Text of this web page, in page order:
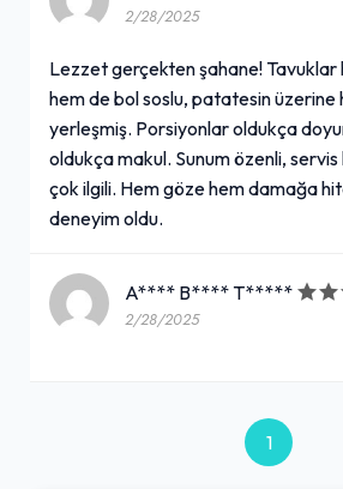
2/28/2025
Lezzet gerçekten şahane! Tavuklar
hem de bol soslu, patatesin üzerine
yerleşmiş. Porsiyonlar oldukça
oldukça makul. Sunum özenli, servis
çok ilgili. Hem göze hem damağa
deneyim oldu.
A**** B**** T*****
2/28/2025
1